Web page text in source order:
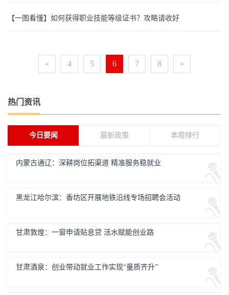
【一图看懂】如何获得职业技能等级证书？攻略请收好
« 4 5 6 7 8 »
热门资讯
今日要闻 最新政策 本周排行
内蒙古通辽：深耕岗位拓渠道 精准服务稳就业
黑龙江哈尔滨：香坊区开展地铁沿线专场招聘会活动
甘肃敦煌：一窗申请贴息贷 活水赋能创业路
甘肃酒泉：创业带动就业工作实现“量质齐升”